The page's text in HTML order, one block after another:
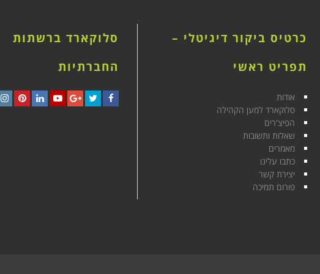
כרטיס ביקור דיגיטלי –
תפריט ראשי
אודות
סלוקארד למען הקהילה
הפיצ'רים
שאלות ותשובות
מאמרים
כתבו עלינו
יצירת קשר
פורום תמיכה
סלוקארד ברשתות
החברתיות